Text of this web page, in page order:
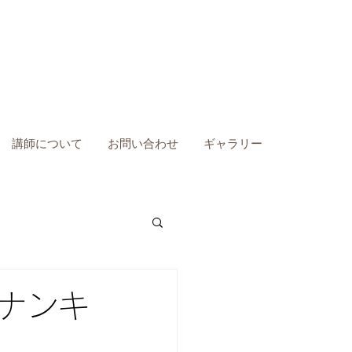
講師について お問い合わせ ギャラリー
ンキ